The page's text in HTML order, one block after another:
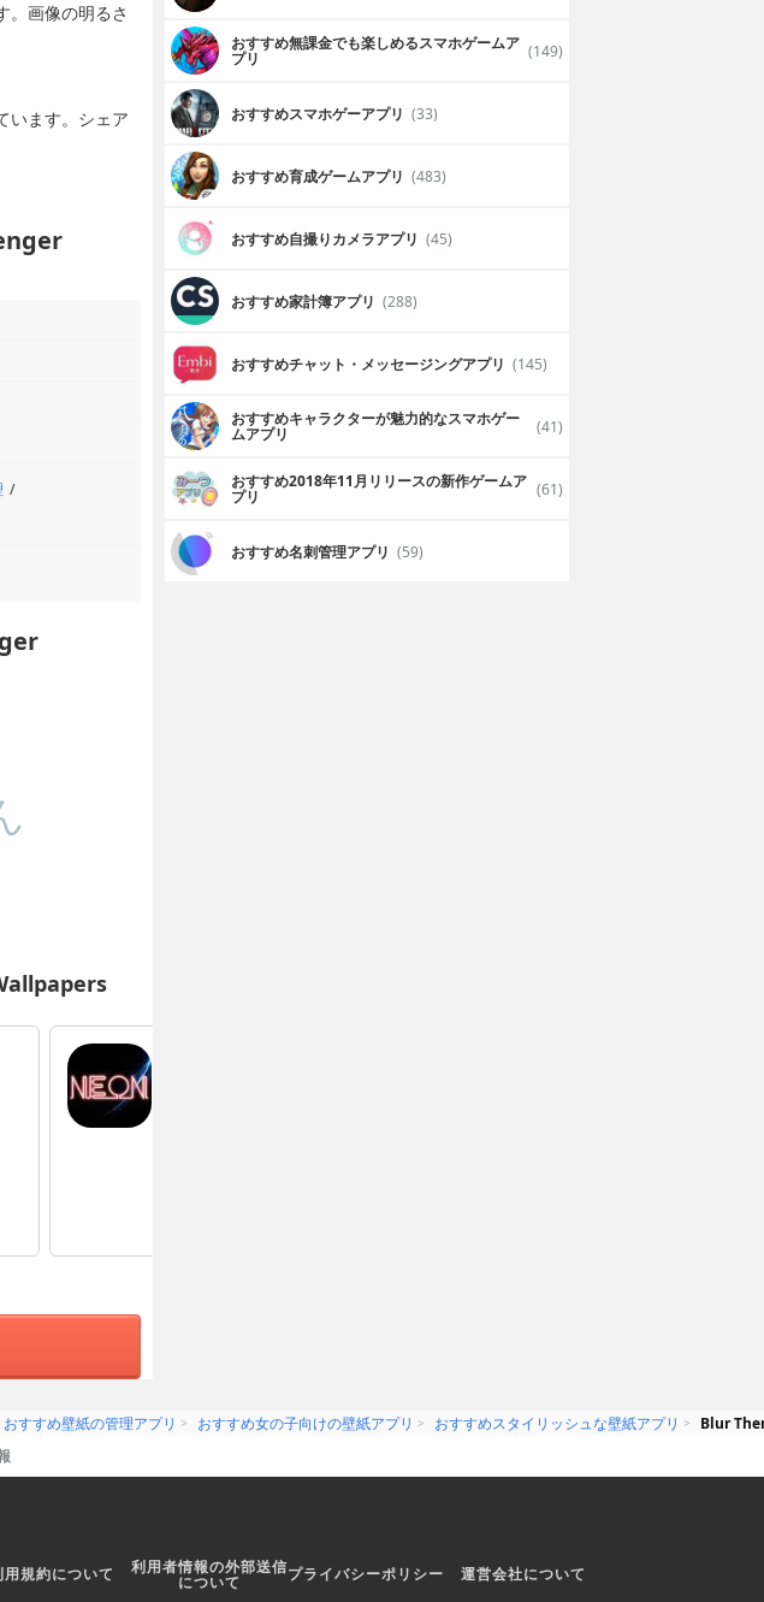
。画像の明るさ
います。シェア
おすすめ無課金でも楽しめるスマホゲームア
プリ (149)
おすすめスマホゲーアプリ (33)
おすすめ育成ゲームアプリ (483)
おすすめ自撮りカメラアプリ (45)
おすすめ家計簿アプリ (288)
おすすめチャット・メッセージングアプリ (145)
おすすめキャラクターが魅力的なスマホゲー
ムアプリ (41)
おすすめ2018年11月リリースの新作ゲームア
プリ (61)
おすすめ名刺管理アプリ (59)
おすすめ壁紙の管理アプリ おすすめ女の子向けの壁紙アプリ おすすめスタイリッシュな壁紙アプリ
Blur
用規約について 利用者情報の外部送信
について プライバシーポリシー 運営会社について